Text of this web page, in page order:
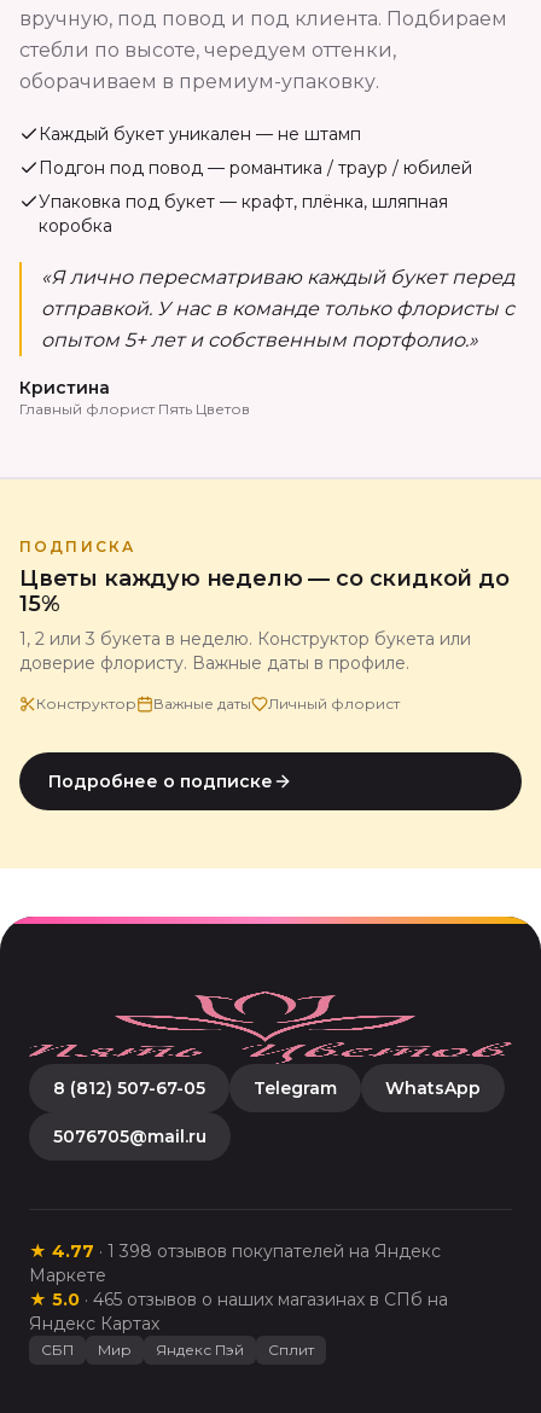
вручную, под повод и под клиента. Подбираем
стебли по высоте, чередуем оттенки,
оборачиваем в премиум-упаковку.
Каждый букет уникален — не штамп
Подгон под повод — романтика / траур / юбилей
Упаковка под букет — крафт, плёнка, шляпная
коробка
«Я лично пересматриваю каждый букет перед
отправкой. У нас в команде только флористы с
опытом 5+ лет и собственным портфолио.»
Кристина
Главный флорист Пять Цветов
ПОДПИСКА
Цветы каждую неделю — со скидкой до
15%
1, 2 или 3 букета в неделю. Конструктор букета или
доверие флористу. Важные даты в профиле.
Конструктор Важные даты Личный флорист
Подробнее о подписке
8 (812) 507-67-05 Telegram WhatsApp
5076705@mail.ru
★ 4.77 · 1 398 отзывов покупателей на Яндекс
Маркете
★ 5.0 · 465 отзывов о наших магазинах в СПб на
Яндекс Картах
СБП Мир Яндекс Пэй Сплит